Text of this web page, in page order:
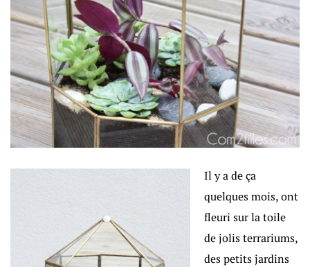
Il y a de ça
quelques mois, ont
fleuri sur la toile
de jolis terrariums,
des petits jardins